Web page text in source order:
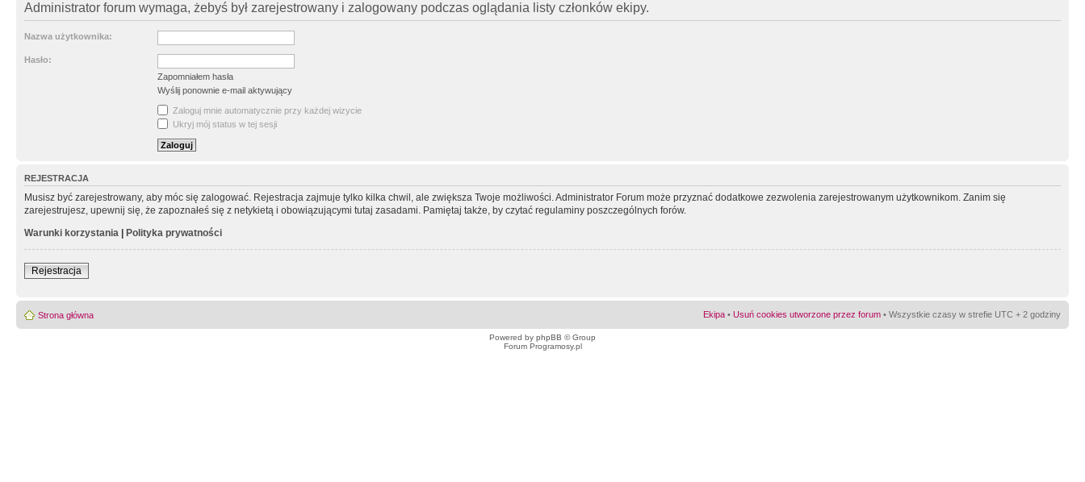
Administrator forum wymaga, żebyś był zarejestrowany i zalogowany podczas oglądania listy członków ekipy.
Nazwa użytkownika:
Hasło:
Zapomniałem hasła
Wyślij ponownie e-mail aktywujący
Zaloguj mnie automatycznie przy każdej wizycie
Ukryj mój status w tej sesji
REJESTRACJA
Musisz być zarejestrowany, aby móc się zalogować. Rejestracja zajmuje tylko kilka chwil, ale zwiększa Twoje możliwości. Administrator Forum może przyznać dodatkowe zezwolenia zarejestrowanym użytkownikom. Zanim się
zarejestrujesz, upewnij się, że zapoznałeś się z netykietą i obowiązującymi tutaj zasadami. Pamiętaj także, by czytać regulaminy poszczególnych forów.
Warunki korzystania | Polityka prywatności
Rejestracja
Strona główna Ekipa • Usuń cookies utworzone przez forum • Wszystkie czasy w strefie UTC + 2 godziny
Powered by phpBB © Group
Forum Programosy.pl